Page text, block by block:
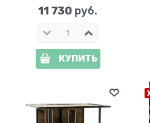
11 730 руб.
КУПИТЬ